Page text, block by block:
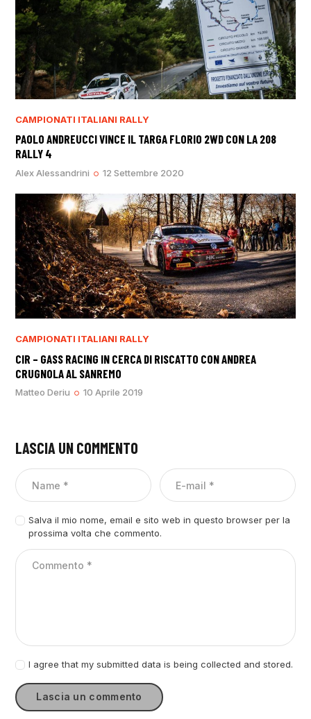
CAMPIONATI ITALIANI RALLY
PAOLO ANDREUCCI VINCE IL TARGA FLORIO 2WD CON LA 208
RALLY 4
Alex Alessandrini 12 Settembre 2020
CAMPIONATI ITALIANI RALLY
CIR – GASS RACING IN CERCA DI RISCATTO CON ANDREA
CRUGNOLA AL SANREMO
Matteo Deriu 10 Aprile 2019
LASCIA UN COMMENTO
Salva il mio nome, email e sito web in questo browser per la
prossima volta che commento.
I agree that my submitted data is being collected and stored.